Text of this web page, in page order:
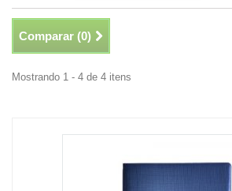
Comparar (0)
Mostrando 1 - 4 de 4 itens